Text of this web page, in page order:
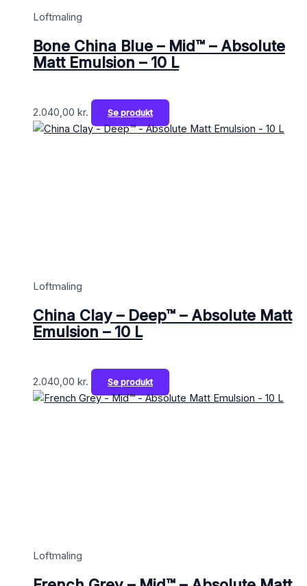
Loftmaling
Bone China Blue – Mid™ – Absolute
Matt Emulsion – 10 L
2.040,00 kr. Se produkt
Loftmaling
China Clay – Deep™ – Absolute Matt
Emulsion – 10 L
2.040,00 kr. Se produkt
Loftmaling